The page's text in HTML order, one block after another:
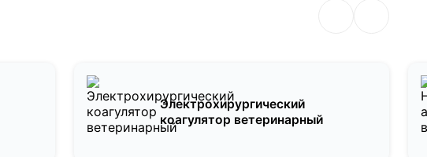
Электрохирургический
коагулятор ветеринарный